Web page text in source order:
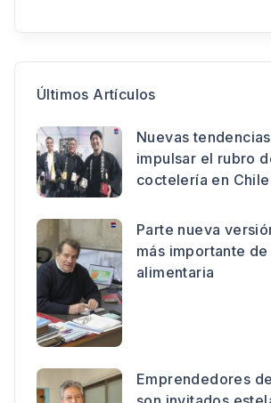
Últimos Artículos
Nuevas
impulsar el rubro
coctelería en Chile
Parte nueva
más importante
alimentaria
Emprendedores